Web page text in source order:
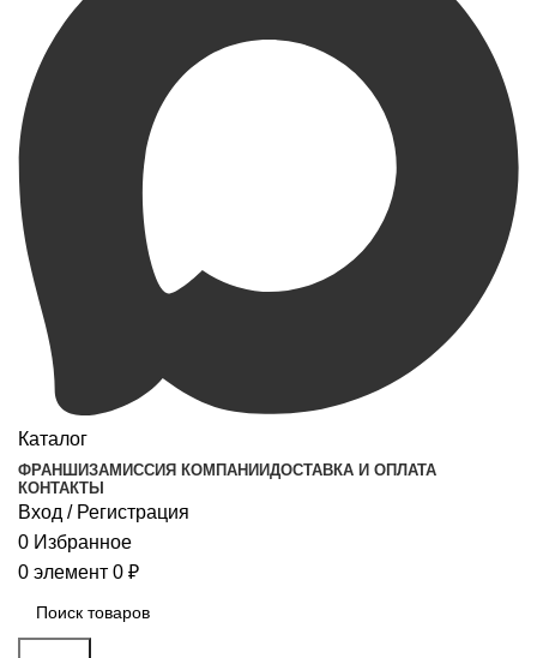
Каталог
ФРАНШИЗАМИССИЯ КОМПАНИИДОСТАВКА И ОПЛАТА
КОНТАКТЫ
Вход / Регистрация
0 Избранное
0 элемент 0 ₽